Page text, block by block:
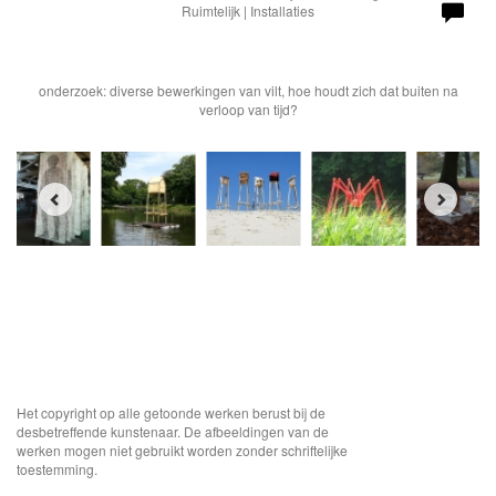
Ruimtelijk | Installaties
onderzoek: diverse bewerkingen van vilt, hoe houdt zich dat buiten na
verloop van tijd?
Het copyright op alle getoonde werken berust bij de
desbetreffende kunstenaar. De afbeeldingen van de
werken mogen niet gebruikt worden zonder schriftelijke
toestemming.